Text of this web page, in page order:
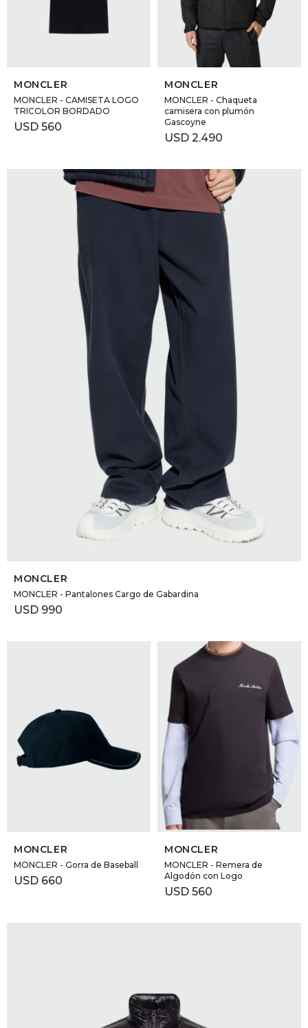
MONCLER
MONCLER - CAMISETA LOGO
TRICOLOR BORDADO
USD 560
SELECCIONAR TALLE
MONCLER
MONCLER - Chaqueta
camisera con plumón
Gascoyne
USD 2.490
MONCLER
MONCLER - Pantalones Cargo de Gabardina
USD 990
MONCLER
MONCLER - Gorra de Baseball
USD 660
SELECCIONAR TALLE
MONCLER
MONCLER - Remera de
Algodón con Logo
USD 560